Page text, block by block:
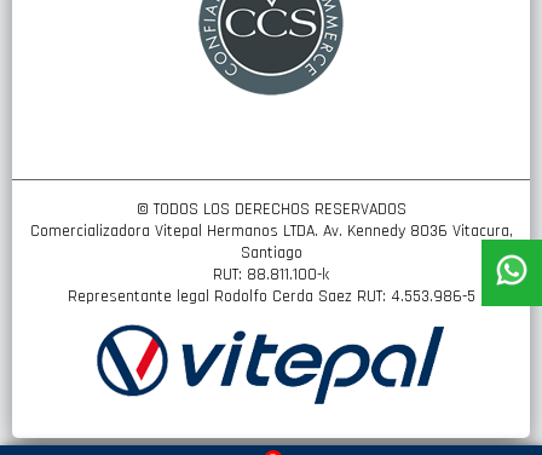
© TODOS LOS DERECHOS RESERVADOS
Comercializadora Vitepal Hermanos LTDA. Av. Kennedy 8036 Vitacura,
Santiago
RUT: 88.811.100-k
Representante legal Rodolfo Cerda Saez RUT: 4.553.986-5